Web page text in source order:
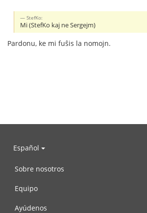
StefKo:
Mi (StefKo kaj ne Sergejm)
Pardonu, ke mi fuŝis la nomojn.
Español
Sobre nosotros
Equipo
Ayúdenos